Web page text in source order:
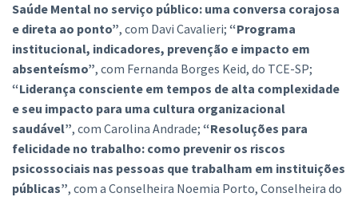
Saúde Mental no serviço público: uma conversa corajosa
e direta ao ponto”, com Davi Cavalieri; “Programa
institucional, indicadores, prevenção e impacto em
absenteísmo”, com Fernanda Borges Keid, do TCE-SP;
“Liderança consciente em tempos de alta complexidade
e seu impacto para uma cultura organizacional
saudável”, com Carolina Andrade; “Resoluções para
felicidade no trabalho: como prevenir os riscos
psicossociais nas pessoas que trabalham em instituições
públicas”, com a Conselheira Noemia Porto, Conselheira do